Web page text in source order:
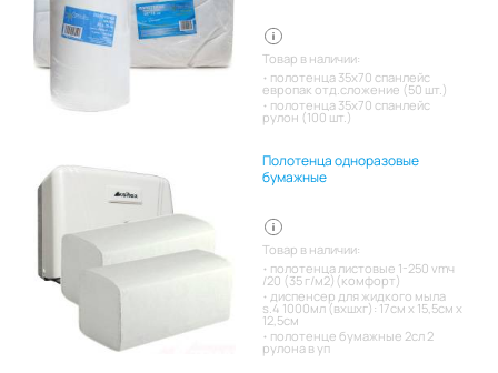
Товар в наличии:
полотенца 35х70 спанлейс
европак отд.сложение (50 шт.)
полотенца 35х70 спанлейс
рулон (100 шт.)
Полотенца одноразовые
бумажные
Товар в наличии:
полотенца листовые 1-250 vmч
/20 (35 г/м2)(комфорт)
диспенсер для жидкого мыла
s.4 1000мл (вхшхг): 17см x 15,5см x
12,5см
полотенце бумажные 2сл 2
рулона в уп